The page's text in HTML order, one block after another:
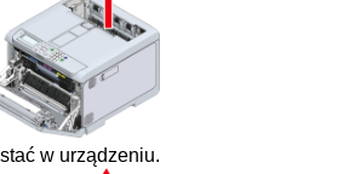
w urządzeniu.